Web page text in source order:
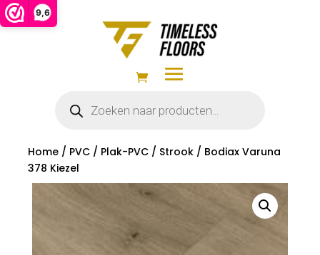
9,6
zoeken
Home/ PVC/ Plak-PVC/ Strook/ Bodiax Varuna
378 Kiezel